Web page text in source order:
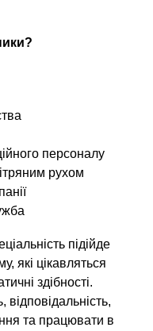
персоналу
рухом
підійде
які цікавляться
здібності.
та працювати в